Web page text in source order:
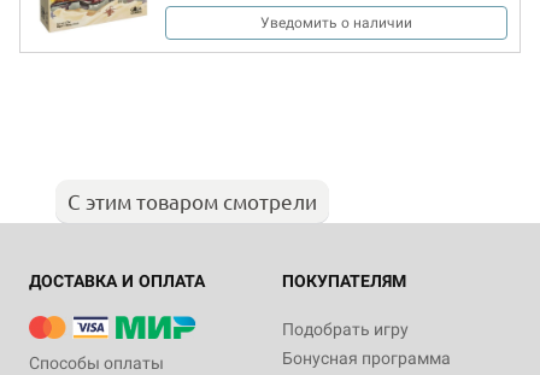
Уведомить о наличии
С этим товаром смотрели
ДОСТАВКА И ОПЛАТА
Способы оплаты
ПОКУПАТЕЛЯМ
Подобрать игру
Бонусная программа